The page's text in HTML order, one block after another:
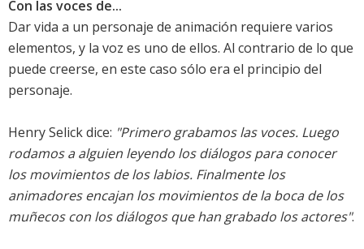
Con las voces de...
Dar vida a un personaje de animación requiere varios
elementos, y la voz es uno de ellos. Al contrario de lo que
puede creerse, en este caso sólo era el principio del
personaje.
Henry Selick dice: "Primero grabamos las voces. Luego
rodamos a alguien leyendo los diálogos para conocer
los movimientos de los labios. Finalmente los
animadores encajan los movimientos de la boca de los
muñecos con los diálogos que han grabado los actores".